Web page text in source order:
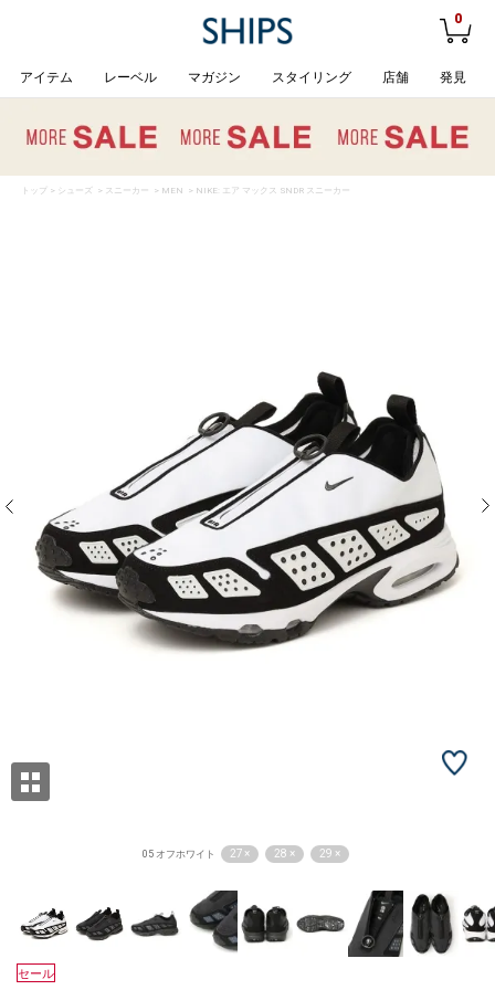
0
アイテム レーベル マガジン スタイリング 店舗 発見
トップ > シューズ > スニーカー > MEN > NIKE: エア マックス SNDR スニーカー
05 オフホワイト 27 × 28 × 29 ×
セール